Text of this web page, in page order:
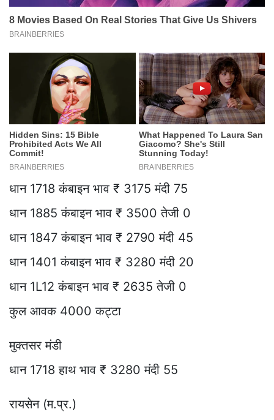
धान 1718 कंबाइन भाव ₹ 3175 मंदी 75
धान 1885 कंबाइन भाव ₹ 3500 तेजी 0
धान 1847 कंबाइन भाव ₹ 2790 मंदी 45
धान 1401 कंबाइन भाव ₹ 3280 मंदी 20
धान 1L12 कंबाइन भाव ₹ 2635 तेजी 0
कुल आवक 4000 कट्टा
मुक्तसर मंडी
धान 1718 हाथ भाव ₹ 3280 मंदी 55
रायसेन (म.प्र.)